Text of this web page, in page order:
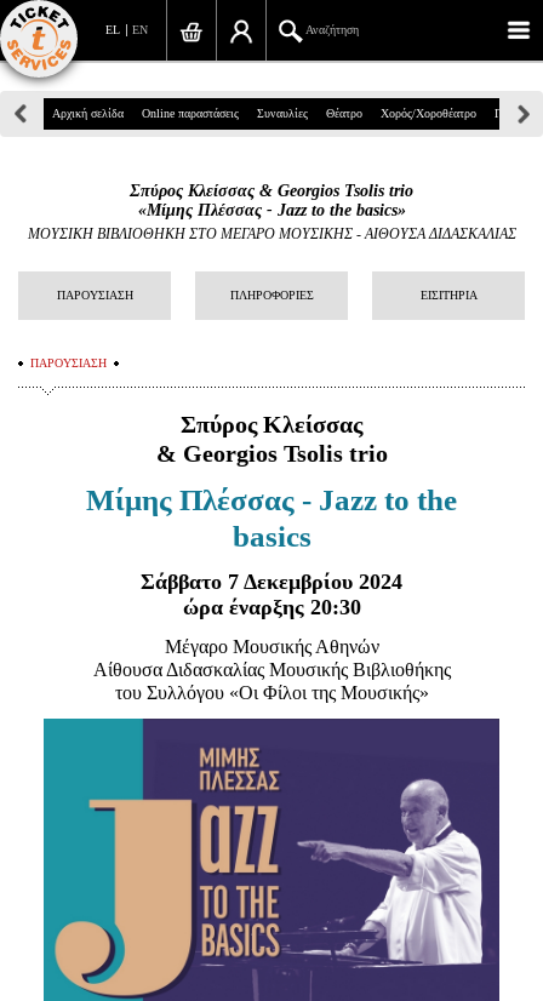
EN
EL Αναζήτηση
Πανεπιστημίου 39, Αθήνα
info@ticketservices.gr
Σύνδεση/Εγγραφή
Προσωπικά Δεδομένα
Πληροφορίες
Είσοδος διαχειριστή
Αρχική σελίδα Online παραστάσεις Συναυλίες Θέατρο Χορός/Χοροθέατρο Παιδικά
Σπύρος Κλείσσας & Georgios Tsolis trio
«Μίμης Πλέσσας - Jazz to the basics»
ΜΟΥΣΙΚΗ ΒΙΒΛΙΟΘΗΚΗ ΣΤΟ ΜΕΓΑΡΟ ΜΟΥΣΙΚΗΣ-ΑΙΘΟΥΣΑ ΔΙΔΑΣΚΑΛΙΑΣ
ΠΑΡΟΥΣΙΑΣΗ ΠΛΗΡΟΦΟΡΙΕΣ ΕΙΣΙΤΗΡΙΑ
ΠΑΡΟΥΣΙΑΣΗ
Σπύρος Κλείσσας
& Georgios Tsolis trio
Μίμης Πλέσσας - Jazz to the
basics
Σάββατο 7 Δεκεμβρίου 2024
ώρα έναρξης 20:30
Μέγαρο Μουσικής Αθηνών
Αίθουσα Διδασκαλίας Μουσικής Βιβλιοθήκης
του Συλλόγου «Οι Φίλοι της Μουσικής»